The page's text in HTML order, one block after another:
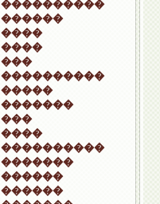
����������
������
����
����
���
����������
�����
�������
���
����
����������
�������
������
������